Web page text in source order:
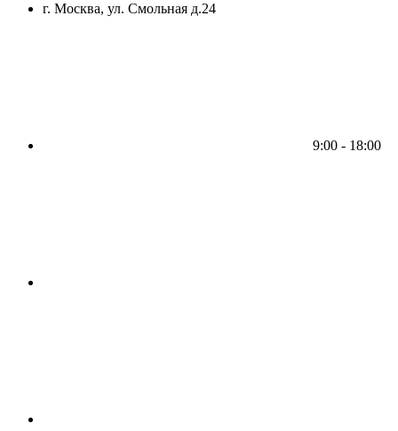
г. Москва, ул. Смольная д.24
9:00 - 18:00